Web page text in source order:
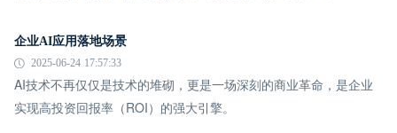
企业AI应用落地场景
2025-06-24 17:57:33
AI技术不再仅仅是技术的堆砌，更是一场深刻的商业革命，是企业
实现高投资回报率（ROI）的强大引擎。